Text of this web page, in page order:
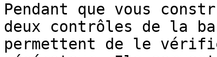
Pendant que vous
deux contrôles de la
permettent de le